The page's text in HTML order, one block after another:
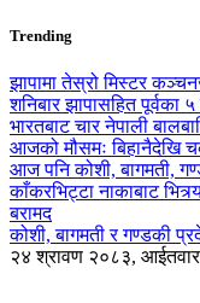
Trending
झापामा तेस्रो मिस्टर
शनिबार झापासहित पूर्वका
भारतबाट चार नेपाली
आजको मौसमः बिहानैदेखि
आज पनि कोशी, बागमती,
काँकरभिट्टा नाकाबाट
बरामद
कोशी, बागमती र गण्डकी
२४ श्रावण २०८३, आईतवार